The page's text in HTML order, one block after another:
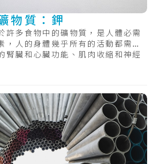
物質：鉀
許多食物中的礦物質，是人體必需
，人的身體幾乎所有的活動都需要
腎臟和心臟功能、肌肉收縮和神經